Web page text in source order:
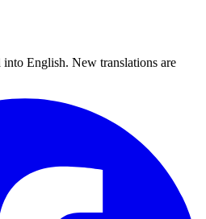
English. New translations are